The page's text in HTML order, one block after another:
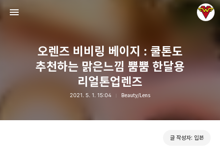
오렌즈 비비링 베이지 : 쿨톤도
추천하는 맑은느낌 뿜뿜 한달용
리얼톤업렌즈
2021. 5. 1. 15:04 Beauty/Lens
글 작성자: 입븐
입븐